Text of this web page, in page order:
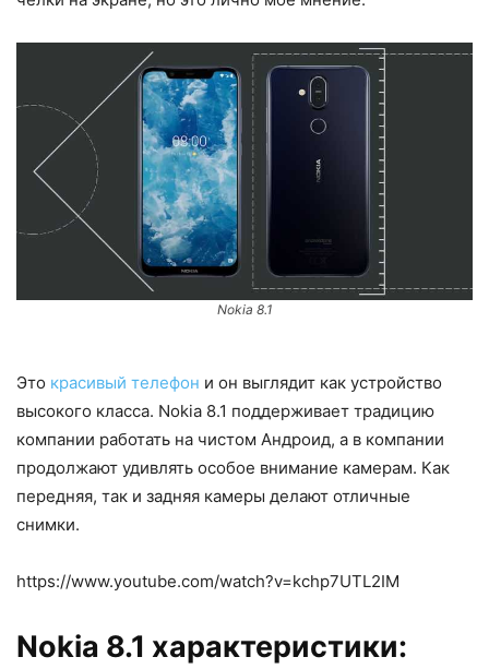
Nokia 8.1
Это красивый телефон и он выглядит как устройство
высокого класса. Nokia 8.1 поддерживает традицию
компании работать на чистом Андроид, а в компании
продолжают удивлять особое внимание камерам. Как
передняя, так и задняя камеры делают отличные
снимки.
https://www.youtube.com/watch?v=kchp7UTL2IM
Nokia 8.1 характеристики: